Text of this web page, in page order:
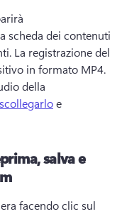
scheda dei contenuti
La registrazione del
della
scollegarlo e
salva e
facendo clic sul